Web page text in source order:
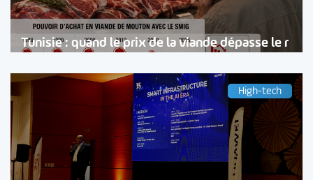
Tunisie : quand le prix de la viande dépasse le r
High-tech